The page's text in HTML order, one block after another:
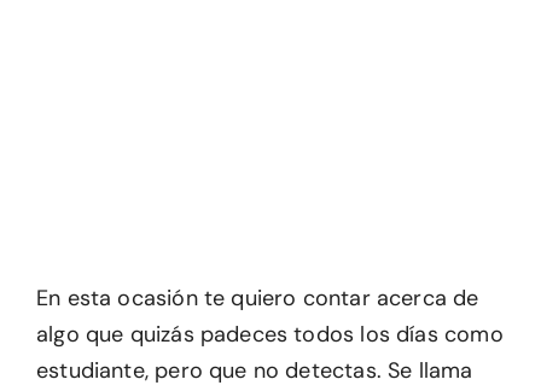
En esta ocasión te quiero contar acerca de
algo que quizás padeces todos los días como
estudiante, pero que no detectas. Se llama